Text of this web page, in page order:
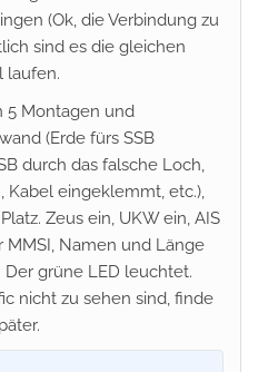
(Ok, die Verbindung zu
sind es die gleichen
laufen.
5 Montagen und
(Erde fürs SSB
durch das falsche Loch,
Kabel eingeklemmt, etc.),
Zeus ein, UKW ein, AIS
Namen und Länge
grüne LED leuchtet.
nicht zu sehen sind, finde